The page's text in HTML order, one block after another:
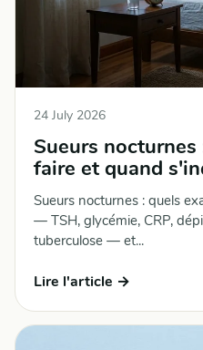
24 July 2026
Sueurs
faire et quand
Sueurs nocturnes : quels
— TSH, glycémie, CRP,
tuberculose — et...
Lire l'article →